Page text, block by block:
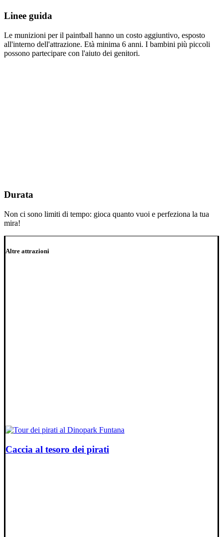
Linee guida
Le munizioni per il paintball hanno un costo aggiuntivo, esposto
all'interno dell'attrazione. Età minima 6 anni. I bambini più piccoli
possono partecipare con l'aiuto dei genitori.
Durata
Non ci sono limiti di tempo: gioca quanto vuoi e perfeziona la tua
mira!
Altre attrazioni
Caccia al tesoro dei pirati